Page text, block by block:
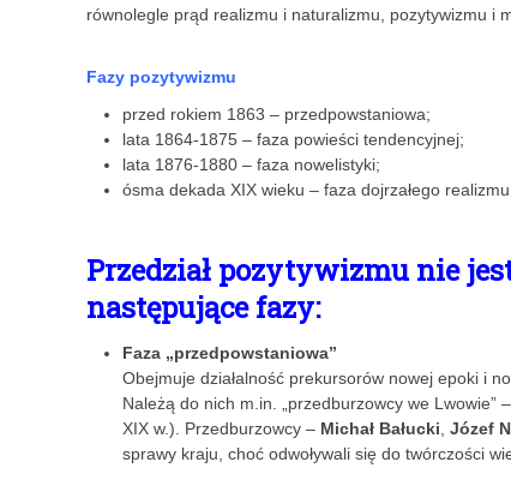
równolegle prąd realizmu i naturalizmu, pozytywizmu i
Fazy pozytywizmu
przed rokiem 1863 – przedpowstaniowa;
lata 1864-1875 – faza powieści tendencyjnej;
lata 1876-1880 – faza nowelistyki;
ósma dekada XIX wieku – faza dojrzałego realiz­mu.
Przedział pozytywizmu nie
następujące fazy:
Faza „przedpowstaniowa”
Obejmuje działalność prekursorów nowej epoki i
Należą do nich m.in. „przedburzowcy we Lwowie”
XIX w.). Przedburzowcy – Michał Bałucki Józef
sprawy kraju, choć odwoływali się do twórczości